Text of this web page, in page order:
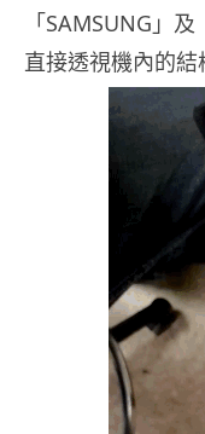
「SAMSUNG」
直接透視機內的結